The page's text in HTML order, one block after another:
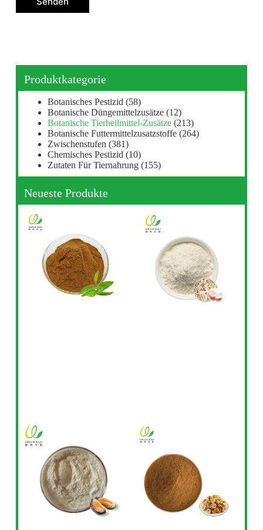
Produktkategorie
Botanisches Pestizid (58)
Botanische Düngemittelzusätze (12)
Botanische Tierheilmittel-Zusätze (213)
Botanische Futtermittelzusatzstoffe (264)
Zwischenstufen (381)
Chemisches Pestizid (10)
Zutaten Für Tiernahrung (155)
Neueste Produkte